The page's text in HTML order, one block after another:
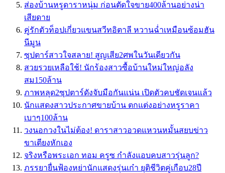
ส่องบ้านหรูดาราหนุ่ม ก่อนตัดใจขาย400ล้านอย่างน่า
เสียดาย
คู่รักตัวท็อปเกี่ยวแขนสวีทอิตาลี หวานฉ่ำเหมือนซ้อมฮัน
นีมูน
ซุปตาร์สาวใจสลาย! สูญเสีย2ศพในวันเดียวกัน
สวยรวยเหลือใช้! นักร้องสาวซื้อบ้านใหม่ใหญ่อลัง
สม150ล้าน
ภาพหลุด2ซุปตาร์ดังจับมือกันแน่น เปิดตัวคบชัดเจนแล้ว
นักแสดงสาวประกาศขายบ้าน ตกแต่งอย่างหรูราคา
เบาๆ100ล้าน
วงนอกวงในไม่ต้อง! ดาราสาวอวดแหวนหมั้นสยบข่าว
ขาเตียงหักเอง
จริงหรือพระเอก ทอม ครูซ กำลังแอบคบสาวรุ่นลูก?
ภรรยายื่นฟ้องหย่านักแสดงรุ่นเก๋า ยุติชีวิตคู่เกือบ28ปี